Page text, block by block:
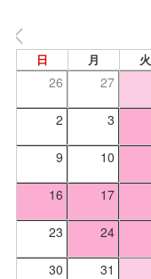
日 月 火
26 27
2 3
9 10
16 17
23 24
30 31